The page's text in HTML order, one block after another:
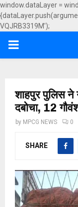
window.dataLayer =
VQJRB3319M');
PRIMARY
शाहपुर पुलिस ने
दबोचा, 12
by MPCG NEWS 0
SHARE